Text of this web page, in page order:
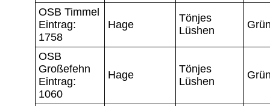
OSB Timmel
Eintrag:
1758
Hage
Tönjes
Lüshen
OSB
Großefehn
Eintrag:
1060
Hage
Tönjes
Lüshen